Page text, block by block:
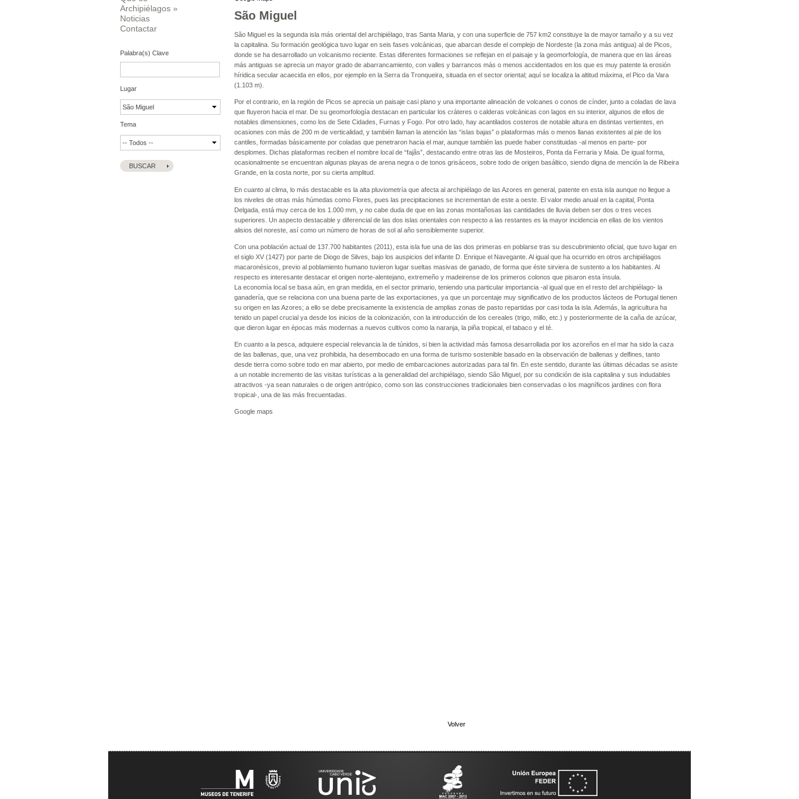
Archipiélagos »
Noticias
Contactar
Palabra(s) Clave
Lugar
Tema
São Miguel
São Miguel es la segunda isla más oriental del archipiélago, tras Santa Maria, y con una superficie de 757 km2 constituye la de mayor tamaño y a su vez
la capitalina. Su formación geológica tuvo lugar en seis fases volcánicas, que abarcan desde el complejo de Nordeste (la zona más antigua) al de Picos,
donde se ha desarrollado un volcanismo reciente. Estas diferentes formaciones se reflejan en el paisaje y la geomorfología, de manera que en las áreas
más antiguas se aprecia un mayor grado de abarrancamiento, con valles y barrancos más o menos accidentados en los que es muy patente la erosión
híridica secular acaecida en ellos, por ejemplo en la Serra da Tronqueira, situada en el sector oriental; aquí se localiza la altitud máxima, el Pico da Vara
(1.103 m).
Por el contrario, en la región de Picos se aprecia un paisaje casi plano y una importante alineación de volcanes o conos de cínder, junto a coladas de lava
que fluyeron hacia el mar. De su geomorfología destacan en particular los cráteres o calderas volcánicas con lagos en su interior, algunos de ellos de
notables dimensiones, como los de Sete Cidades, Furnas y Fogo. Por otro lado, hay acantilados costeros de notable altura en distintas vertientes, en
ocasiones con más de 200 m de verticalidad, y también llaman la atención las “islas bajas” o plataformas más o menos llanas existentes al pie de los
cantiles, formadas básicamente por coladas que penetraron hacia el mar, aunque también las puede haber constituidas -al menos en parte- por
desplomes. Dichas plataformas reciben el nombre local de “fajãs”, destacando entre otras las de Mosteiros, Ponta da Ferraria y Maia. De igual forma,
ocasionalmente se encuentran algunas playas de arena negra o de tonos grisáceos, sobre todo de origen basáltico, siendo digna de mención la de Ribeira
Grande, en la costa norte, por su cierta amplitud.
En cuanto al clima, lo más destacable es la alta pluviometría que afecta al archipiélago de las Azores en general, patente en esta isla aunque no llegue a
los niveles de otras más húmedas como Flores, pues las precipitaciones se incrementan de este a oeste. El valor medio anual en la capital, Ponta
Delgada, está muy cerca de los 1.000 mm, y no cabe duda de que en las zonas montañosas las cantidades de lluvia deben ser dos o tres veces
superiores. Un aspecto destacable y diferencial de las dos islas orientales con respecto a las restantes es la mayor incidencia en ellas de los vientos
alisios del noreste, así como un número de horas de sol al año sensiblemente superior.
Con una población actual de 137.700 habitantes (2011), esta isla fue una de las dos primeras en poblarse tras su descubrimiento oficial, que tuvo lugar en
el siglo XV (1427) por parte de Diogo de Silves, bajo los auspicios del infante D. Enrique el Navegante. Al igual que ha ocurrido en otros archipiélagos
macaronésicos, previo al poblamiento humano tuvieron lugar sueltas masivas de ganado, de forma que éste sirviera de sustento a los habitantes. Al
respecto es interesante destacar el origen norte-alentejano, extremeño y madeirense de los primeros colonos que pisaron esta ínsula.
La economía local se basa aún, en gran medida, en el sector primario, teniendo una particular importancia -al igual que en el resto del archipiélago- la
ganadería, que se relaciona con una buena parte de las exportaciones, ya que un porcentaje muy significativo de los productos lácteos de Portugal tienen
su origen en las Azores; a ello se debe precisamente la existencia de amplias zonas de pasto repartidas por casi toda la isla. Además, la agricultura ha
tenido un papel crucial ya desde los inicios de la colonización, con la introducción de los cereales (trigo, millo, etc.) y posteriormente de la caña de azúcar,
que dieron lugar en épocas más modernas a nuevos cultivos como la naranja, la piña tropical, el tabaco y el té.
En cuanto a la pesca, adquiere especial relevancia la de túnidos, si bien la actividad más famosa desarrollada por los azoreños en el mar ha sido la caza
de las ballenas, que, una vez prohibida, ha desembocado en una forma de turismo sostenible basado en la observación de ballenas y delfines, tanto
desde tierra como sobre todo en mar abierto, por medio de embarcaciones autorizadas para tal fin. En este sentido, durante las últimas décadas se asiste
a un notable incremento de las visitas turísticas a la generalidad del archipiélago, siendo São Miguel, por su condición de isla capitalina y sus indudables
atractivos -ya sean naturales o de origen antrópico, como son las construcciones tradicionales bien conservadas o los magníficos jardines con flora
tropical-, una de las más frecuentadas.
Google maps
Volver